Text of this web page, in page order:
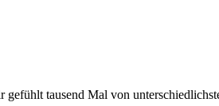
tausend Mal von